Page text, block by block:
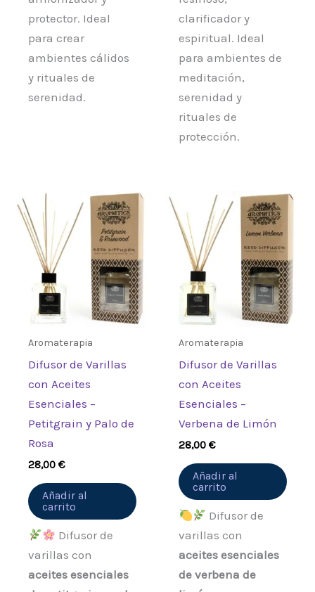
protector. Ideal
para crear
ambientes cálidos
y rituales de
serenidad.
clarificador y
espiritual. Ideal
para ambientes de
meditación,
serenidad y
rituales de
protección.
Aromaterapia
Difusor de Varillas
con Aceites
Esenciales –
Petitgrain y Palo de
Rosa
28,00€
Añadir al
carrito
Difusor de
varillas con
aceites esenciales
Aromaterapia
Difusor de Varillas
con Aceites
Esenciales –
Verbena de Limón
28,00€
Añadir al
carrito
Difusor de
varillas con
aceites esenciales
de verbena de